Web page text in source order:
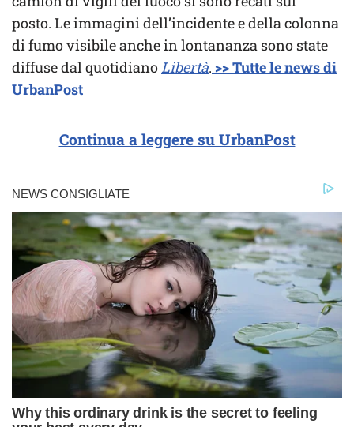
posto. Le immagini dell’incidente e della colonna
di fumo visibile anche in lontananza sono state
diffuse dal quotidiano Libertà. >> Tutte le news di
UrbanPost
Continua a leggere su UrbanPost